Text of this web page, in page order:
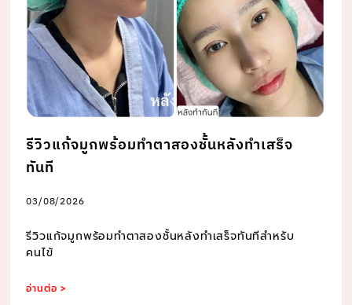
รีวิวแก้จมูกพร้อมทำตาสองชั้นหลังทำเสร็จ
ทันที
03/08/2026
รีวิวแก้จมูกพร้อมทำตาสองชั้นหลังทำเสร็จทันทีสำหรับ
คนไข้
อ่านต่อ >